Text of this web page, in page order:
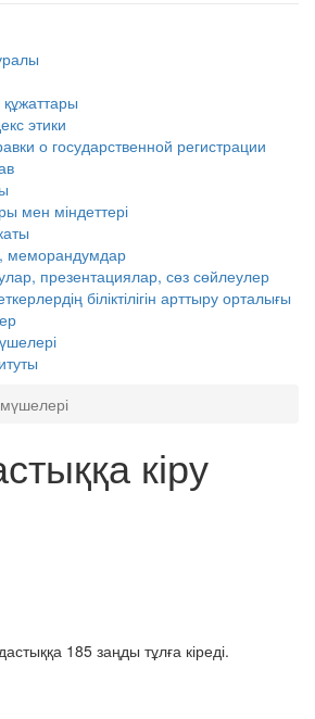
этики
о государственной регистрации
мен міндеттері
меморандумдар
презентациялар, сөз сөйлеулер
біліктілігін арттыру орталығы
кіру
185 заңды тұлға кіреді.